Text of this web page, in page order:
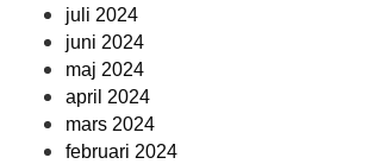
juli 2024
juni 2024
maj 2024
april 2024
mars 2024
februari 2024